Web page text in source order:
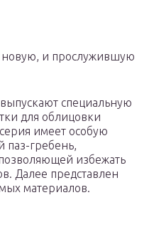
и прослужившую
специальную
для облицовки
имеет особую
паз-гребень,
избежать
Далее представлен
материалов.